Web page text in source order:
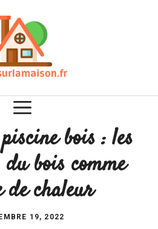
bois : les
bois comme
de chaleur
19, 2022